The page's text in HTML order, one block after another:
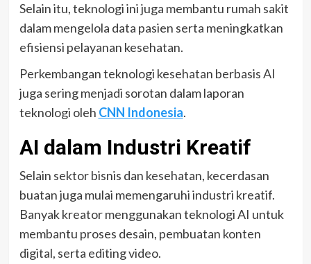
Selain itu, teknologi ini juga membantu rumah sakit
dalam mengelola data pasien serta meningkatkan
efisiensi pelayanan kesehatan.
Perkembangan teknologi kesehatan berbasis AI
juga sering menjadi sorotan dalam laporan
teknologi oleh CNN Indonesia.
AI dalam Industri Kreatif
Selain sektor bisnis dan kesehatan, kecerdasan
buatan juga mulai memengaruhi industri kreatif.
Banyak kreator menggunakan teknologi AI untuk
membantu proses desain, pembuatan konten
digital, serta editing video.